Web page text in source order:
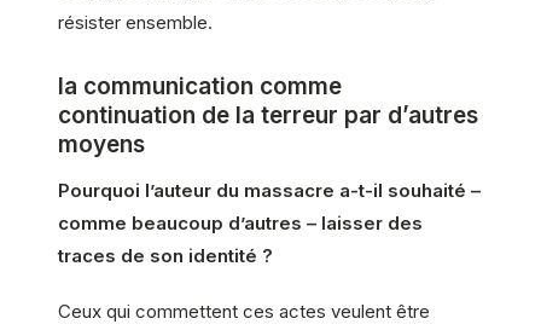
résister ensemble.
la communication comme
continuation de la terreur par d’autres
moyens
Pourquoi l’auteur du massacre a-t-il souhaité –
comme beaucoup d’autres – laisser des
traces de son identité ?
Ceux qui commettent ces actes veulent être